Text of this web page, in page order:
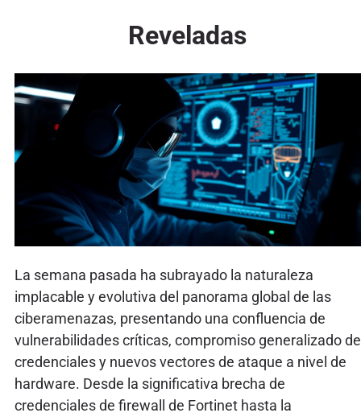
Reveladas
La semana pasada ha subrayado la naturaleza
implacable y evolutiva del panorama global de las
ciberamenazas, presentando una confluencia de
vulnerabilidades críticas, compromiso generalizado de
credenciales y nuevos vectores de ataque a nivel de
hardware. Desde la significativa brecha de
credenciales de firewall de Fortinet hasta la